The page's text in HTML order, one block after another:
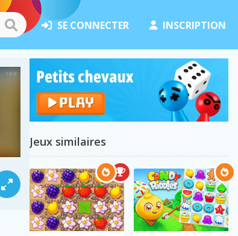
SE CONNECTER INSCRIPTION
Jeux similaires